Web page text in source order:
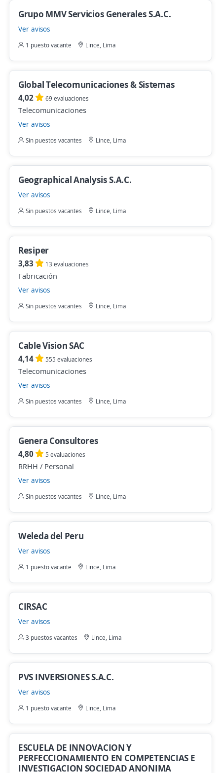
Grupo MMV Servicios Generales S.A.C.
Ver avisos
1 puesto vacante Lince, Lima
Global Telecomunicaciones & Sistemas
4,02 69 evaluaciones
Telecomunicaciones
Ver avisos
Sin puestos vacantes Lince, Lima
Geographical Analysis S.A.C.
Ver avisos
Sin puestos vacantes Lince, Lima
Resiper
3,83 13 evaluaciones
Fabricación
Ver avisos
Sin puestos vacantes Lince, Lima
Cable Vision SAC
4,14 555 evaluaciones
Telecomunicaciones
Ver avisos
Sin puestos vacantes Lince, Lima
Genera Consultores
4,80 5 evaluaciones
RRHH / Personal
Ver avisos
Sin puestos vacantes Lince, Lima
Weleda del Peru
Ver avisos
1 puesto vacante Lince, Lima
CIRSAC
Ver avisos
3 puestos vacantes Lince, Lima
PVS INVERSIONES S.A.C.
Ver avisos
1 puesto vacante Lince, Lima
ESCUELA DE INNOVACION Y
PERFECCIONAMIENTO EN COMPETENCIAS E
INVESTIGACION SOCIEDAD ANONIMA